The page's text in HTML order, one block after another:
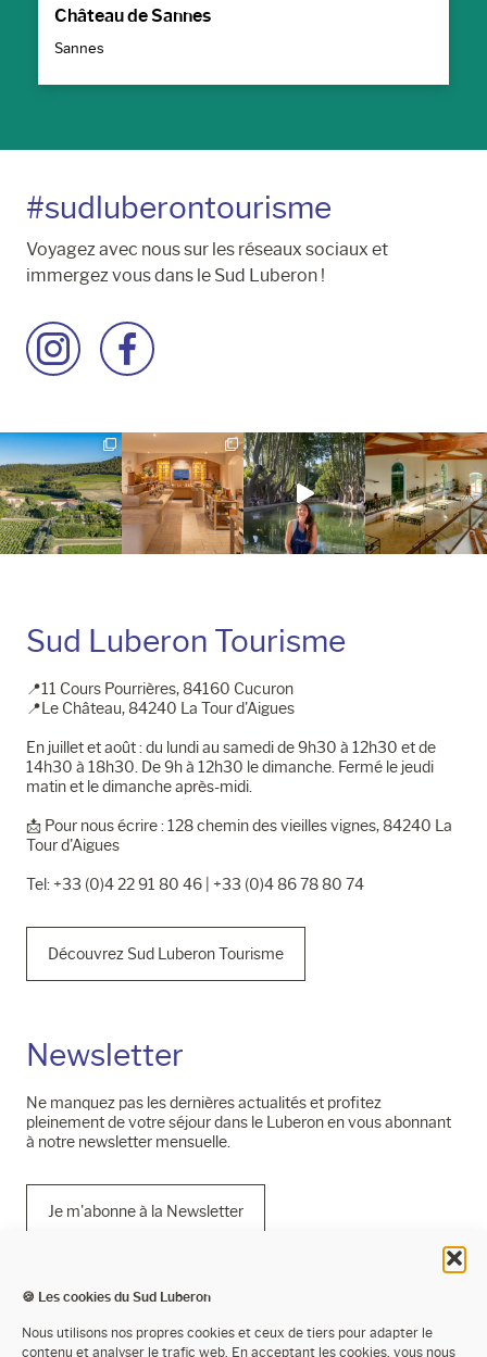
🍪 Les cookies du Sud Luberon
Nous utilisons nos propres cookies et ceux de tiers pour adapter le
contenu et analyser le trafic web. En acceptant les cookies, vous nous
Château de Sannes
Sannes
#sudluberontourisme
Voyagez avec nous sur les réseaux sociaux et
immergez vous dans le Sud Luberon !
Accéder
à
Instagram
Accéder
à
Facebook
Sud Luberon Tourisme
📍11 Cours Pourrières, 84160 Cucuron
📍Le Château, 84240 La Tour d'Aigues
En juillet et août : du lundi au samedi de 9h30 à 12h30 et de
14h30 à 18h30. De 9h à 12h30 le dimanche. Fermé le jeudi
matin et le dimanche après-midi.
📩​ Pour nous écrire : 128 chemin des vieilles vignes, 84240 La
Tour d'Aigues
Tel: +33 (0)4 22 91 80 46 | +33 (0)4 86 78 80 74
Découvrez Sud Luberon Tourisme
Newsletter
Ne manquez pas les dernières actualités et profitez
pleinement de votre séjour dans le Luberon en vous abonnant
à notre newsletter mensuelle.
Je m'abonne à la Newsletter
Mentions légales